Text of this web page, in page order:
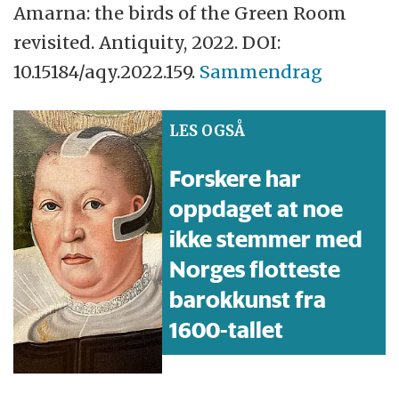
Amarna: the birds of the Green Room
revisited. Antiquity, 2022. DOI:
10.15184/aqy.2022.159. Sammendrag
LES OGSÅ
Forskere har
oppdaget at noe
ikke stemmer med
Norges flotteste
barokkunst fra
1600-tallet